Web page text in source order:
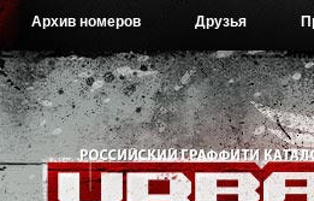
Архив номеров Друзья